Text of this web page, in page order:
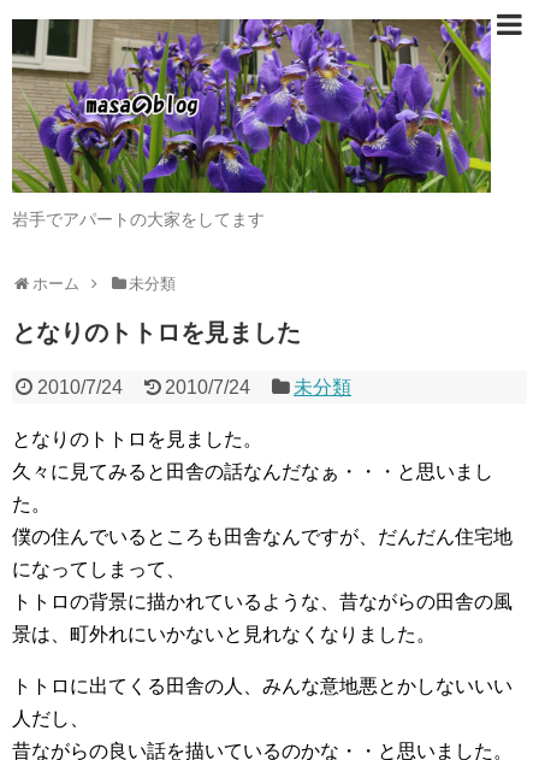
岩手でアパートの大家をしてます
ホーム 未分類
となりのトトロを見ました
2010/7/24 2010/7/24 未分類
となりのトトロを見ました。
久々に見てみると田舎の話なんだなぁ・・・と思いまし
た。
僕の住んでいるところも田舎なんですが、だんだん住宅地
になってしまって、
トトロの背景に描かれているような、昔ながらの田舎の風
景は、町外れにいかないと見れなくなりました。
トトロに出てくる田舎の人、みんな意地悪とかしないいい
人だし、
昔ながらの良い話を描いているのかな・・と思いました。